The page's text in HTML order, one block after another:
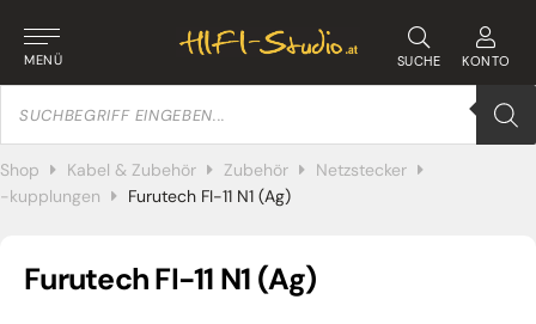
MENÜ SUCHE KONTO
Products
search
Shop Kabel & Zubehör Zubehör
Netzstecker
-kupplungen
Furutech FI-11 N1 (Ag)
Furutech FI-11 N1 (Ag)